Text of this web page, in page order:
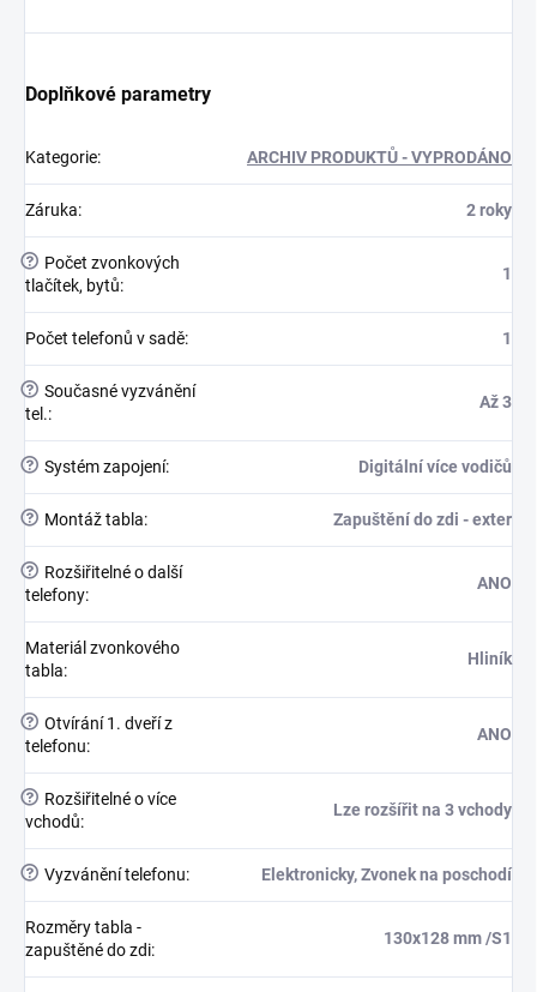
Doplňkové parametry
Kategorie: ARCHIV PRODUKTŮ - VYPRODÁNO
Záruka: 2 roky
?
Počet zvonkových
tlačítek, bytů:
1
Počet telefonů v sadě: 1
? Současné vyzvánění
tel.:
Až 3
? Systém zapojení: Digitální více vodičů
? Montáž tabla: Zapuštění do zdi - exter
?
Rozšiřitelné o další
telefony:
ANO
Materiál zvonkového
tabla:
Hliník
? Otvírání 1. dveří z
telefonu:
ANO
?
Rozšiřitelné o více
vchodů:
Lze rozšířit na 3 vchody
? Vyzvánění telefonu: Elektronicky, Zvonek na poschodí
Rozměry tabla -
zapuštěné do zdi:
130x128 mm /S1